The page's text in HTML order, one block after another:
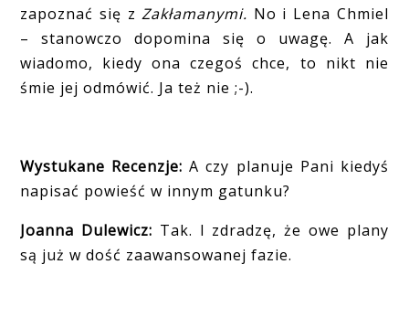
zapoznać się zZakłamanymi. No i Lena Chmiel
– stanowczo dopomina się o uwagę. A jak
wiadomo, kiedy ona czegoś chce, to nikt nie
śmie jej odmówić. Ja też nie ;-).
Wystukane Recenzje: A czy planuje Pani kiedyś
napisać powieść w innym gatunku?
Joanna Dulewicz: Tak. I zdradzę, że owe plany
są już w dość zaawansowanej fazie.